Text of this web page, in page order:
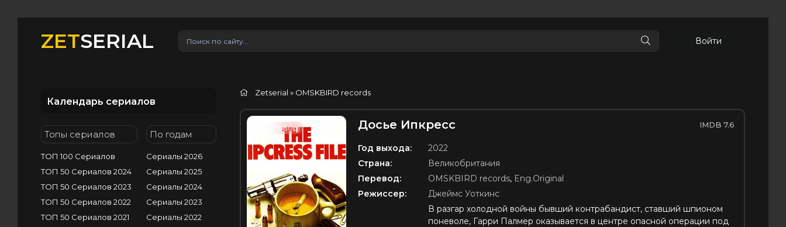
ZETSERIAL Войти
Календарь сериалов
Топы сериалов
ТОП 100 Сериалов
ТОП 50 Сериалов 2024
ТОП 50 Сериалов 2023
ТОП 50 Сериалов 2022
ТОП 50 Сериалов 2021
По годам
Сериалы 2026
Сериалы 2025
Сериалы 2024
Сериалы 2023
Сериалы 2022
Zetserial » OMSKBIRD records
FHD (1080p) Досье Ипкресс 7.6
Год выхода:
2022
Страна:
Великобритания
Перевод:
OMSKBIRD records, Eng.Original
Режиссер:
Джеймс Уоткинс
В разгар холодной войны бывший контрабандист, ставший шпионом
поневоле, Гарри Палмер оказывается в центре опасной операции под